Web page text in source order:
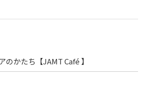
のかたち【JAMT Café 】